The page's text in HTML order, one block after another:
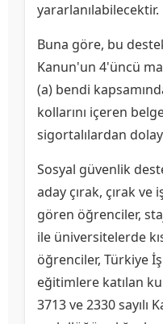
yararlanılabilecektir.
Buna göre, bu
Kanun'un 4'üncü
(a) bendi
kollarını içeren
sigortalılardan
Sosyal güvenlik
aday çırak, çırak
gören öğrenciler,
ile üniversitelerde
öğrenciler, Türkiye
eğitimlere katılan
3713 ve 2330 sayılı